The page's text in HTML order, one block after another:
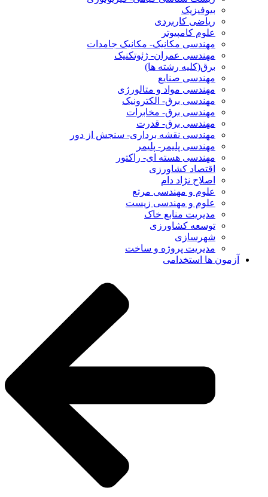
بیوفیزیک
ریاضی کاربردی
علوم کامپیوتر
مهندسی مکانیک- مکانیک جامدات
مهندسی عمران- ژئوتکنیک
برق(کلیه رشته ها)
مهندسی صنایع
مهندسی مواد و متالورژی
مهندسی برق- الکترونیک
مهندسی برق- مخابرات
مهندسی برق- قدرت
مهندسی نقشه برداری- سنجش از دور
مهندسی پلیمر- پلیمر
مهندسی هسته ای- راکتور
اقتصاد کشاورزی
اصلاح نژاد دام
علوم و مهندسی مرتع
علوم و مهندسی زیست
مدیریت منابع خاک
توسعه کشاورزی
شهرسازی
مدیریت پروژه و ساخت
آزمون ها استخدامی